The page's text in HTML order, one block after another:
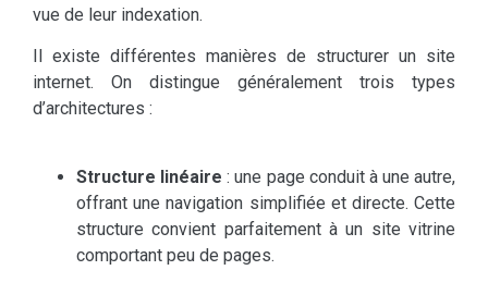
vue de leur indexation.
Il existe différentes manières de structurer un site
internet. On distingue généralement trois types
d’architectures :
Structure linéaire : une page conduit à une autre,
offrant une navigation simplifiée et directe. Cette
structure convient parfaitement à un site vitrine
comportant peu de pages.